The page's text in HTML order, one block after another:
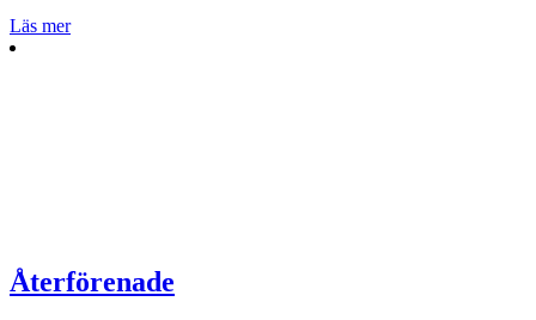
Läs mer
Återförenade